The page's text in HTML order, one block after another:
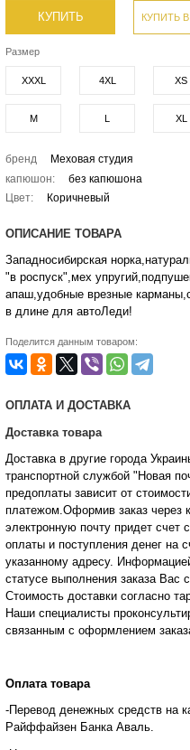
КУПИТЬ КУПИТЬ
Размер
XXXL 4XL XS
M L XL
бренд Меховая студия
капюшон:
без капюшона
Цвет:
Коричневый
ОПИСАНИЕ ТОВАРА
Западносибирская
"в роспуск",мех
апаш,удобные врезные
в длине для автоЛеди!
Поделится данным товаром:
ОПЛАТА И ДОСТАВКА
Доставка товара
Доставка в другие города
транспортной службой "Новая
предоплаты зависит от
платежом.Оформив заказ через
электронную почту придет счет
оплаты и поступления денег на
указанному адресу.
статусе выполнения заказа Вас
Стоимость доставки согласно
Наши специалисты
связанным с оформлением
Оплата товара
-Перевод денежных средств на
Райффайзен Банка Аваль.